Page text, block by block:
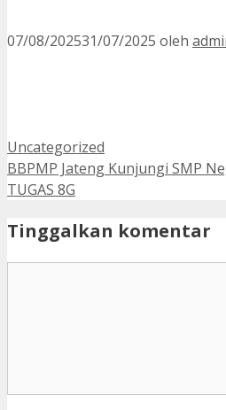
07/08/202531/07/2025 oleh
Kategori
Uncategorized
BBPMP Jateng Kunjungi SMP
TUGAS 8G
Tinggalkan komentar